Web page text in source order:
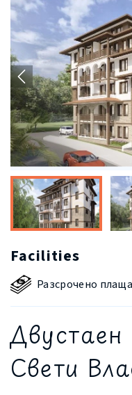
Facilities
Разсрочено
Свети